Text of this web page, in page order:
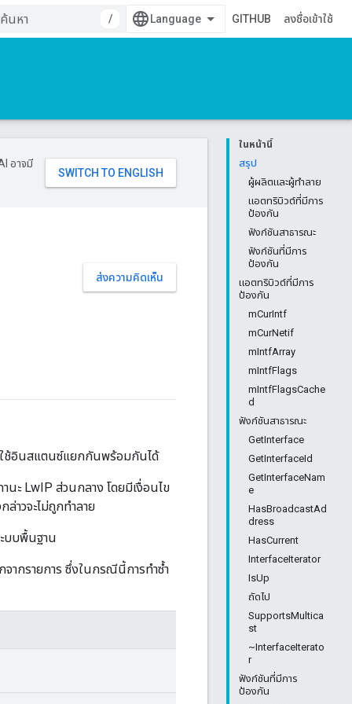
/
GITHUB ลงชื่อเข้าใช้
ในหน้านี้
สรุป
ผู้ผลิตและผู้ทำลาย
แอตทริบิวต์ที่มีการ
ป้องกัน
ฟังก์ชันสาธารณะ
ฟังก์ชันที่มีการ
ป้องกัน
แอตทริบิวต์ที่มีการ
ป้องกัน
mCurIntf
mCurNetif
mIntfArray
mIntfFlags
mIntfFlagsCache
d
ฟังก์ชันสาธารณะ
GetInterface
GetInterfaceId
GetInterfaceNam
e
HasBroadcastAd
dress
HasCurrent
InterfaceIterator
IsUp
ถัดไป
SupportsMultica
st
~InterfaceIterato
r
ฟังก์ชันที่มีการ
ป้องกัน
อาจมี
ส่งความคิดเห็น
ใช้อินสแตนซ์แยกกันพร้อมกันได้
ะ LwIP ส่วนกลาง โดยมีเงื่อนไข
าวจะไม่ถูกทำลาย
บบพื้นฐาน
ากรายการ ซึ่งในกรณีนี้การทำซ้ำ